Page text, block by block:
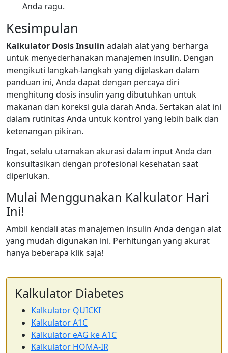
Anda ragu.
Kesimpulan
Kalkulator Dosis Insulin adalah alat yang berharga
untuk menyederhanakan manajemen insulin. Dengan
mengikuti langkah-langkah yang dijelaskan dalam
panduan ini, Anda dapat dengan percaya diri
menghitung dosis insulin yang dibutuhkan untuk
makanan dan koreksi gula darah Anda. Sertakan alat ini
dalam rutinitas Anda untuk kontrol yang lebih baik dan
ketenangan pikiran.
Ingat, selalu utamakan akurasi dalam input Anda dan
konsultasikan dengan profesional kesehatan saat
diperlukan.
Mulai Menggunakan Kalkulator Hari
Ini!
Ambil kendali atas manajemen insulin Anda dengan alat
yang mudah digunakan ini. Perhitungan yang akurat
hanya beberapa klik saja!
Kalkulator Diabetes
Kalkulator QUICKI
Kalkulator A1C
Kalkulator eAG ke A1C
Kalkulator HOMA-IR